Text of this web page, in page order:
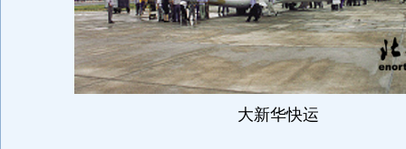
大新华快运